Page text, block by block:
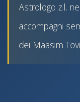
Astrologo z.l.
accompagni
dei Maasim